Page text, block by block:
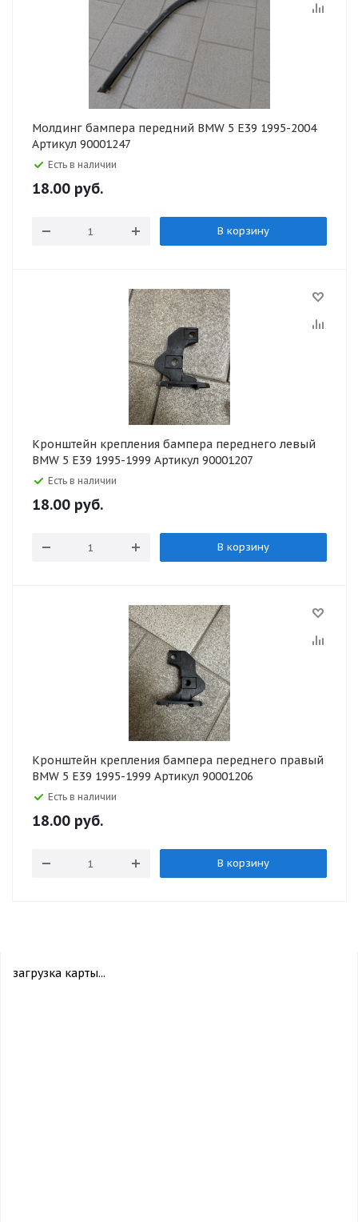
Молдинг бампера передний BMW 5 E39 1995-2004
Артикул 90001247
Есть в наличии
18.00 руб.
В корзину
Кронштейн крепления бампера переднего левый
BMW 5 E39 1995-1999 Артикул 90001207
Есть в наличии
18.00 руб.
В корзину
Кронштейн крепления бампера переднего правый
BMW 5 E39 1995-1999 Артикул 90001206
Есть в наличии
18.00 руб.
В корзину
загрузка карты...